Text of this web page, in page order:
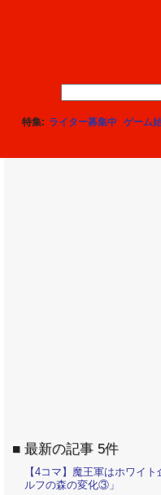
特集 ライター募集中 ゲーム
最新の記事 5件
【4コマ】魔王軍はホワイ
ルフの森の変化③」